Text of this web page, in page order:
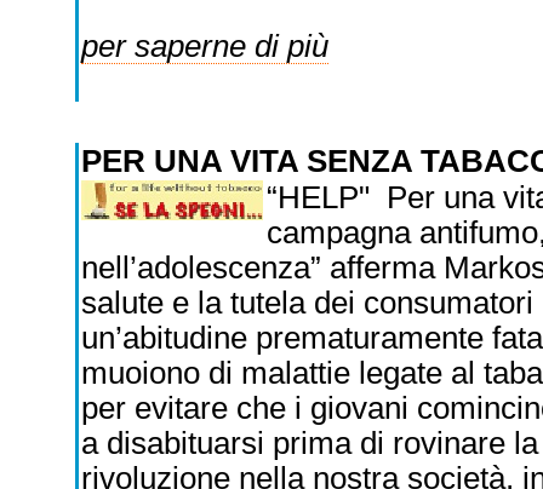
per saperne di più
PER UNA VITA SENZA
“HELP" Per una
campagna
nell’adolescenza” afferma
salute e la tutela dei
un’abitudine prematuramente
muoiono di malattie legate al
per evitare che i giovani
a disabituarsi prima di rovinare
rivoluzione nella nostra società,